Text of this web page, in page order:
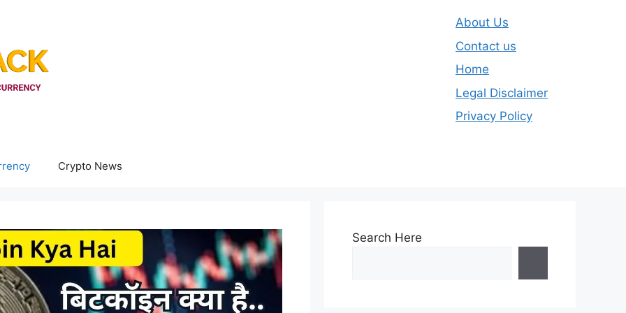
About Us
Contact us
Home
Legal Disclaimer
Privacy Policy
Crypto News
Search Here